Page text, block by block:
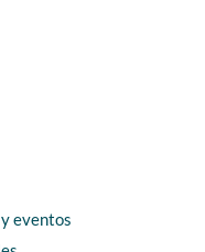
eventos